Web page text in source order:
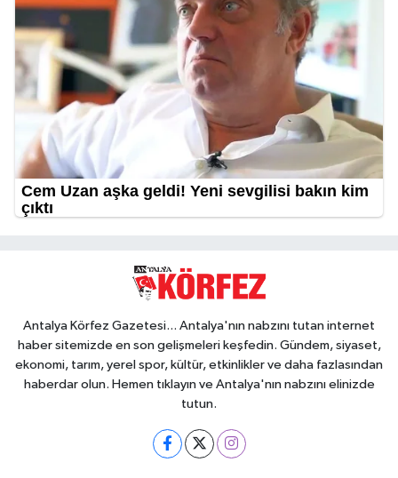
Antalya Körfez Gazetesi... Antalya'nın nabzını tutan internet
haber sitemizde en son gelişmeleri keşfedin. Gündem, siyaset,
ekonomi, tarım, yerel spor, kültür, etkinlikler ve daha fazlasından
haberdar olun. Hemen tıklayın ve Antalya'nın nabzını elinizde
tutun.